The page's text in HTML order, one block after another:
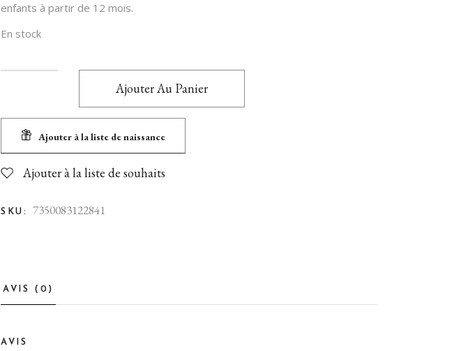
enfants à partir de 12 mois.
En stock
Ajouter Au Panier
Ajouter à la liste de naissance
Ajouter à la liste de souhaits
SKU: 7350083122841
AVIS (0)
AVIS